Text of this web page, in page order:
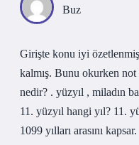
Buz
Girişte konu iyi
kalmış. Bunu okurken not
nedir? . yüzyıl , miladın
11. yüzyıl hangi yıl? 11.
1099 yılları arasını kapsar.